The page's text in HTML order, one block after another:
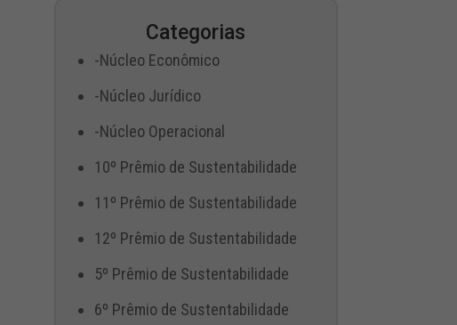
Categorias
-Núcleo Econômico
-Núcleo Jurídico
-Núcleo Operacional
10º Prêmio de Sustentabilidade
11º Prêmio de Sustentabilidade
12º Prêmio de Sustentabilidade
5º Prêmio de Sustentabilidade
6º Prêmio de Sustentabilidade